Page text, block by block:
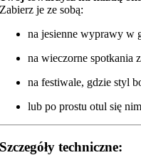
Zabierz je ze sobą:
na jesienne wyprawy w
na wieczorne spotkania
na festiwale, gdzie styl
lub po prostu otul się
Szczegóły techniczne: